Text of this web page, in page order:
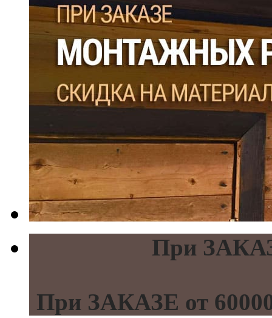
При
При ЗАКАЗЕ от